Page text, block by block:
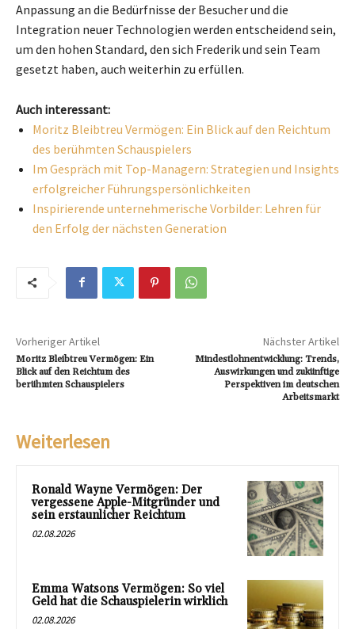
Anpassung an die Bedürfnisse der Besucher und die
Integration neuer Technologien werden entscheidend sein,
um den hohen Standard, den sich Frederik und sein Team
gesetzt haben, auch weiterhin zu erfüllen.
Auch interessant:
Moritz Bleibtreu Vermögen: Ein Blick auf den Reichtum
des berühmten Schauspielers
Im Gespräch mit Top-Managern: Strategien und Insights
erfolgreicher Führungspersönlichkeiten
Inspirierende unternehmerische Vorbilder: Lehren für
den Erfolg der nächsten Generation
Vorheriger Artikel
Moritz Bleibtreu Vermögen: Ein
Blick auf den Reichtum des
berühmten Schauspielers
Nächster Artikel
Mindestlohnentwicklung: Trends,
Auswirkungen und zukünftige
Perspektiven im deutschen
Arbeitsmarkt
Weiterlesen
Ronald Wayne Vermögen: Der
vergessene Apple-Mitgründer und
sein erstaunlicher Reichtum
02.08.2026
Emma Watsons Vermögen: So viel
Geld hat die Schauspielerin wirklich
02.08.2026